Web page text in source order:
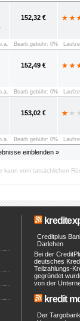
einblenden »
152,32 €
Bearb.gebühr: 0%
152,49 €
Bearb.gebühr: 0%
153,02 €
Bearb.gebühr: 0%
kann vom tatsächlichen
Creditplus
Darlehen
Bei der
deutsches
Teilzahlungs-
gegründet
von der
kredit
Der